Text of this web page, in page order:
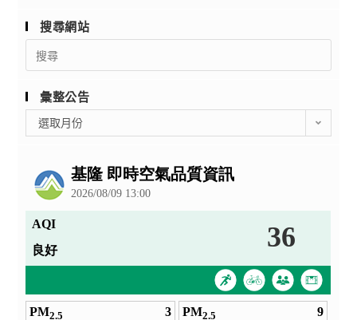
搜尋網站
Search
for:
彙整公告
整
選取月份